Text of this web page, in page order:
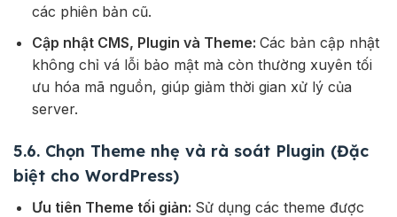
các phiên bản cũ.
Cập nhật CMS, Plugin và Theme: Các bản cập nhật
không chỉ vá lỗi bảo mật mà còn thường xuyên tối
ưu hóa mã nguồn, giúp giảm thời gian xử lý của
server.
5.6. Chọn Theme nhẹ và rà soát Plugin (Đặc
biệt cho WordPress)
Ưu tiên Theme tối giản: Sử dụng các theme được